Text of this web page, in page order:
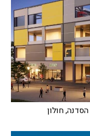
חולון